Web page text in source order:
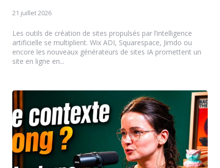
21 juillet 2026
Les outils de création de sites propulsés par l’intelligence
artificielle se multiplient. Wix ADI, Squarespace, Jimdo ou
encore les nouveaux générateurs de sites IA promettent un
site en ligne en...